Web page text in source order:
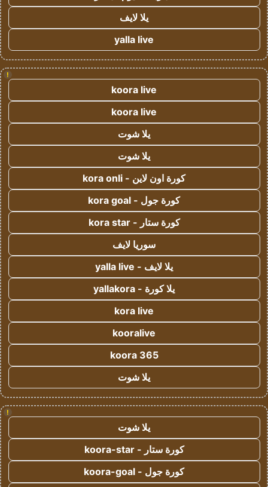
يلا لايف
yalla live
!
koora live
koora live
يلا شوت
يلا شوت
كورة اون لاين - kora onli
كورة جول - kora goal
كورة ستار - kora star
سوريا لايف
يلا لايف - yalla live
يلا كورة - yallakora
kora live
kooralive
koora 365
يلا شوت
!
يلا شوت
كورة ستار - koora-star
كورة جول - koora-goal